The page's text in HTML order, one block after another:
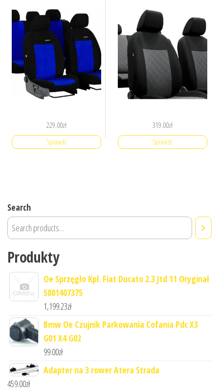
229.00zł
Sprawdź
319.00zł
Sprawdź
Search
Produkty
Oe Sprzęgło Kpl. Fiat Ducato 2.3 Jtd 11 Oryginał
5801407375
1,199.23zł
Bmw Oe Czujnik Parkowania Cofania Pdc X3
G01 X4 G02
99.00zł
Adapter na 3 rower Atera Strada
459.00zł